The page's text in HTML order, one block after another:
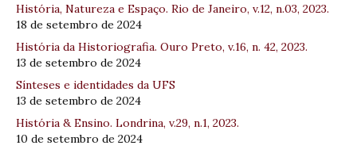
História, Natureza e Espaço. Rio de Janeiro, v.12, n.03, 2023.
18 de setembro de 2024
História da Historiografia. Ouro Preto, v.16, n. 42, 2023.
13 de setembro de 2024
Sínteses e identidades da UFS
13 de setembro de 2024
História & Ensino. Londrina, v.29, n.1, 2023.
10 de setembro de 2024